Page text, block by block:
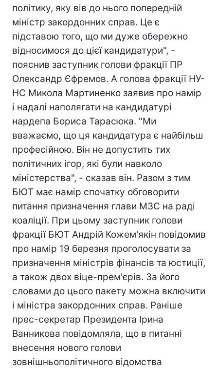
політику, яку вів до нього попередній
міністр закордонних справ. Це є
підставою того, що ми дуже обережно
відносимося до цієї кандидатури", -
пояснив заступник голови фракції ПР
Олександр Єфремов. А голова фракції НУ-
НС Микола Мартиненко заявив про намір
і надалі наполягати на кандидатурі
нардепа Бориса Тарасюка. "Ми
вважаємо, що ця кандидатура є найбільш
професійною. Він не допустить тих
політичних ігор, які були навколо
міністерства", - сказав він. Разом з тим
БЮТ має намір спочатку обговорити
питання призначення глави МЗС на раді
коаліції. При цьому заступник голови
фракції БЮТ Андрій Кожем'якін повідомив
про намір 19 березня проголосувати за
призначення міністрів фінансів та юстиції,
а також двох віце-прем'єрів. За його
словами до цього пакету можна включити
і міністра закордонних справ. Раніше
прес-секретар Президента Ірина
Ванникова повідомляла, що в питанні
внесення нового голови
зовнішньополітичного відомства